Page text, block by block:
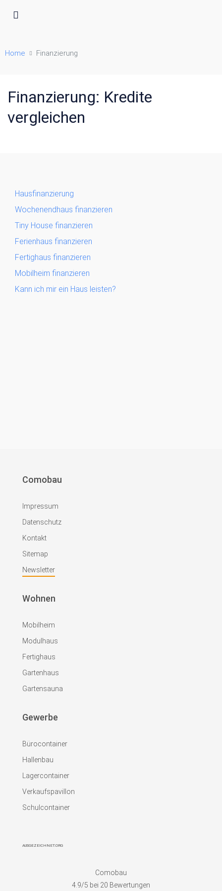
Home Finanzierung
Finanzierung: Kredite
vergleichen
Hausfinanzierung
Wochenendhaus finanzieren
Tiny House finanzieren
Ferienhaus finanzieren
Fertighaus finanzieren
Mobilheim finanzieren
Kann ich mir ein Haus leisten?
Comobau
Impressum
Datenschutz
Kontakt
Sitemap
Newsletter
Wohnen
Mobilheim
Modulhaus
Fertighaus
Gartenhaus
Gartensauna
Gewerbe
Bürocontainer
Hallenbau
Lagercontainer
Verkaufspavillon
Schulcontainer
AUSGEZEICHNET.ORG
Comobau
4.9/5 bei 20 Bewertungen